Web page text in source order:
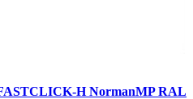
Н NormanMP RAL